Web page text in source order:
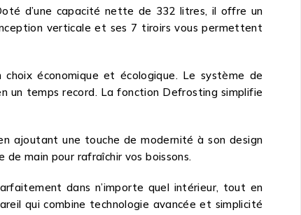
d’une capacité nette de 332 litres, il offre un
verticale et ses 7 tiroirs vous permettent
économique et écologique. Le système de
un temps record. La fonction Defrosting simplifie
ajoutant une touche de modernité à son design
main pour rafraîchir vos boissons.
dans n’importe quel intérieur, tout en
qui combine technologie avancée et simplicité